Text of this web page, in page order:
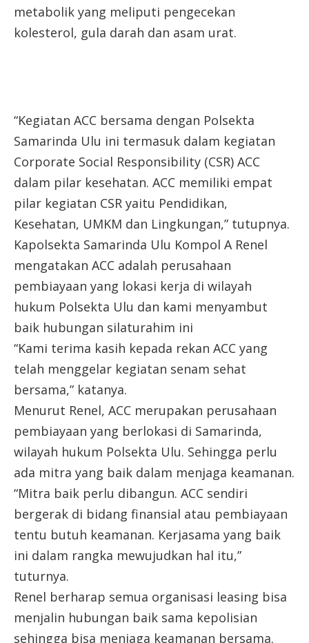
metabolik yang meliputi pengecekan
kolesterol, gula darah dan asam urat.
“Kegiatan ACC bersama dengan Polsekta
Samarinda Ulu ini termasuk dalam kegiatan
Corporate Social Responsibility (CSR) ACC
dalam pilar kesehatan. ACC memiliki empat
pilar kegiatan CSR yaitu Pendidikan,
Kesehatan, UMKM dan Lingkungan,” tutupnya.
Kapolsekta Samarinda Ulu Kompol A Renel
mengatakan ACC adalah perusahaan
pembiayaan yang lokasi kerja di wilayah
hukum Polsekta Ulu dan kami menyambut
baik hubungan silaturahim ini
“Kami terima kasih kepada rekan ACC yang
telah menggelar kegiatan senam sehat
bersama,” katanya.
Menurut Renel, ACC merupakan perusahaan
pembiayaan yang berlokasi di Samarinda,
wilayah hukum Polsekta Ulu. Sehingga perlu
ada mitra yang baik dalam menjaga keamanan.
“Mitra baik perlu dibangun. ACC sendiri
bergerak di bidang finansial atau pembiayaan
tentu butuh keamanan. Kerjasama yang baik
ini dalam rangka mewujudkan hal itu,”
tuturnya.
Renel berharap semua organisasi leasing bisa
menjalin hubungan baik sama kepolisian
sehingga bisa menjaga keamanan bersama.